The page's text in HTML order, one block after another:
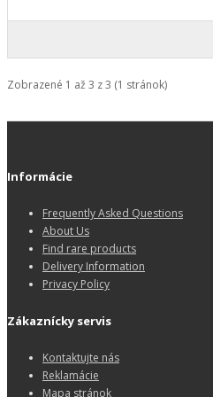
Zobrazené 1 až 3 z 3 (1 stránok)
Informácie
Frequently Asked Questions
About Us
Find rare products
Delivery Information
Privacy Policy
Zákaznícky servis
Kontaktujte nás
Reklamácie
Mapa stránok